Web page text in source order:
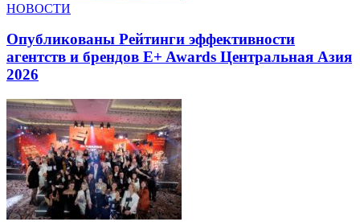
НОВОСТИ
Опубликованы Рейтинги эффективности
агентств и брендов E+ Awards Центральная Азия
2026